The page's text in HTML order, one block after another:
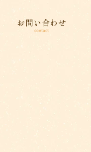
お問い合わせ
contact